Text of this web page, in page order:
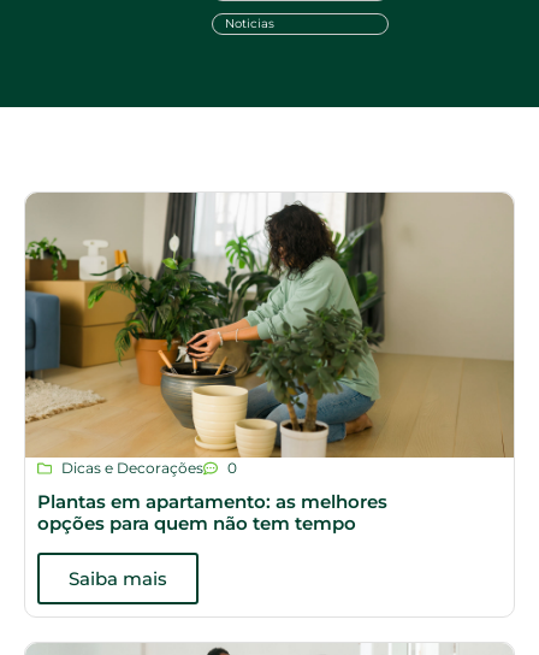
Noticias
Dicas e Decorações 0
Plantas em apartamento: as melhores
opções para quem não tem tempo
Saiba mais